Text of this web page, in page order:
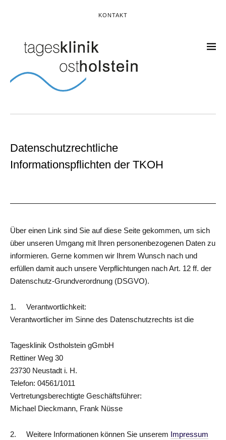
KONTAKT
Datenschutzrechtliche
Informationspflichten der TKOH
Über einen Link sind Sie auf diese Seite gekommen, um sich
über unseren Umgang mit Ihren personenbezogenen Daten zu
informieren. Gerne kommen wir Ihrem Wunsch nach und
erfüllen damit auch unsere Verpflichtungen nach Art. 12 ff. der
Datenschutz-Grundverordnung (DSGVO).
1. Verantwortlichkeit:
Verantwortlicher im Sinne des Datenschutzrechts ist die
Tagesklinik Ostholstein gGmbH
Rettiner Weg 30
23730 Neustadt i. H.
Telefon: 04561/1011
Vertretungsberechtigte Geschäftsführer:
Michael Dieckmann, Frank Nüsse
2. Weitere Informationen können Sie unserem Impressum